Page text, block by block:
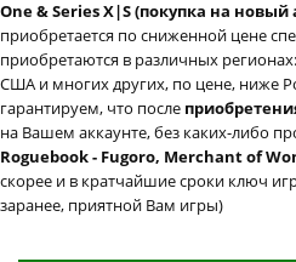
One & Series X|S (покупка на новый
приобретается по сниженной цене
приобретаются в различных
США и многих других, по цене, ниже
гарантируем, что после
на Вашем аккаунте, без каких-либо
Roguebook - Fugoro, Merchant of
скорее и в кратчайшие сроки ключ
заранее, приятной Вам игры)